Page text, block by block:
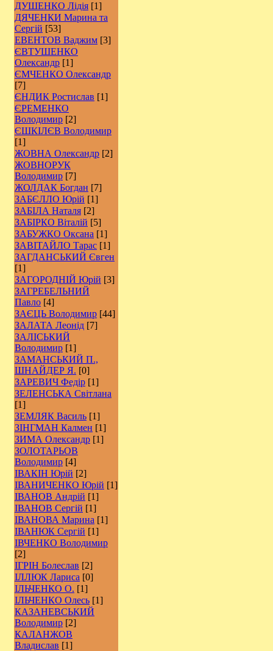
ДУШЕНКО Лідія [1]
ДЯЧЕНКИ Марина та
Сергій [53]
ЕВЕНТОВ Ваджим [3]
ЄВТУШЕНКО
Олександр [1]
ЄМЧЕНКО Олександр
[7]
ЄНДИК Ростислав [1]
ЄРЕМЕНКО
Володимир [2]
ЄШКІЛЄВ Володимир
[1]
ЖОВНА Олександр [2]
ЖОВНОРУК
Володимир [7]
ЖОЛДАК Богдан [7]
ЗАБЄЛЛО Юрій [1]
ЗАБІЛА Наталя [2]
ЗАБІРКО Віталій [5]
ЗАБУЖКО Оксана [1]
ЗАВІТАЙЛО Тарас [1]
ЗАГДАНСЬКИЙ Євген
[1]
ЗАГОРОДНІЙ Юрій [3]
ЗАГРЕБЕЛЬНИЙ
Павло [4]
ЗАЄЦЬ Володимир [44]
ЗАЛАТА Леонід [7]
ЗАЛІСЬКИЙ
Володимир [1]
ЗАМАНСЬКИЙ П.,
ШНАЙДЕР Я. [0]
ЗАРЕВИЧ Федір [1]
ЗЕЛЕНСЬКА Світлана
[1]
ЗЕМЛЯК Василь [1]
ЗІНГМАН Калмен [1]
ЗИМА Олександр [1]
ЗОЛОТАРЬОВ
Володимир [4]
ІВАКІН Юрій [2]
ІВАНИЧЕНКО Юрій [1]
ІВАНОВ Андрій [1]
ІВАНОВ Сергій [1]
ІВАНОВА Марина [1]
ІВАНЮК Сергій [1]
ІВЧЕНКО Володимир
[2]
ІГРІН Болеслав [2]
ІЛЛЮК Лариса [0]
ІЛЬЧЕНКО О. [1]
ІЛЬЧЕНКО Олесь [1]
КАЗАНЕВСЬКИЙ
Володимир [2]
КАЛАНЖОВ
Владислав [1]